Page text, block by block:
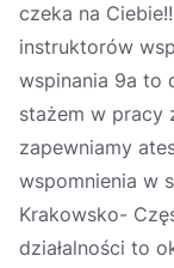
czeka na
instruktorów
wspinania 9a to
stażem w pracy
zapewniamy
wspomnienia w
Krakowsko-
działalności to